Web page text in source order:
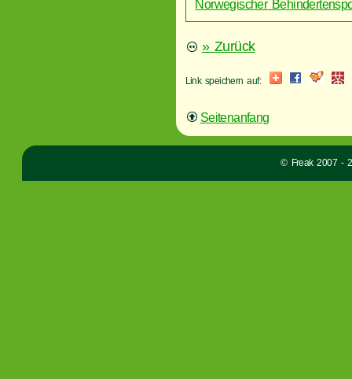
Norwegischer
» Zurück
Link speichern auf:
Seitenanfang
© Freak 2007 -